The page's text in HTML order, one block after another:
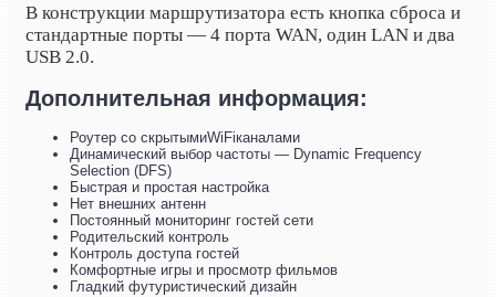
В конструкции маршрутизатора есть кнопка сброса и
стандартные порты — 4 порта WAN, один LAN и два
USB 2.0.
Дополнительная информация:
Роутер со скрытымиWiFiканалами
Динамический выбор частоты — Dynamic Frequency
Selection (DFS)
Быстрая и простая настройка
Нет внешних антенн
Постоянный мониторинг гостей сети
Родительский контроль
Контроль доступа гостей
Комфортные игры и просмотр фильмов
Гладкий футуристический дизайн